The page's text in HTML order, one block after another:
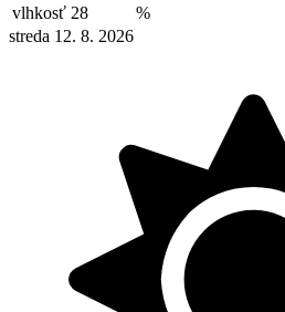
vlhkosť 28
%
streda 12. 8. 2026